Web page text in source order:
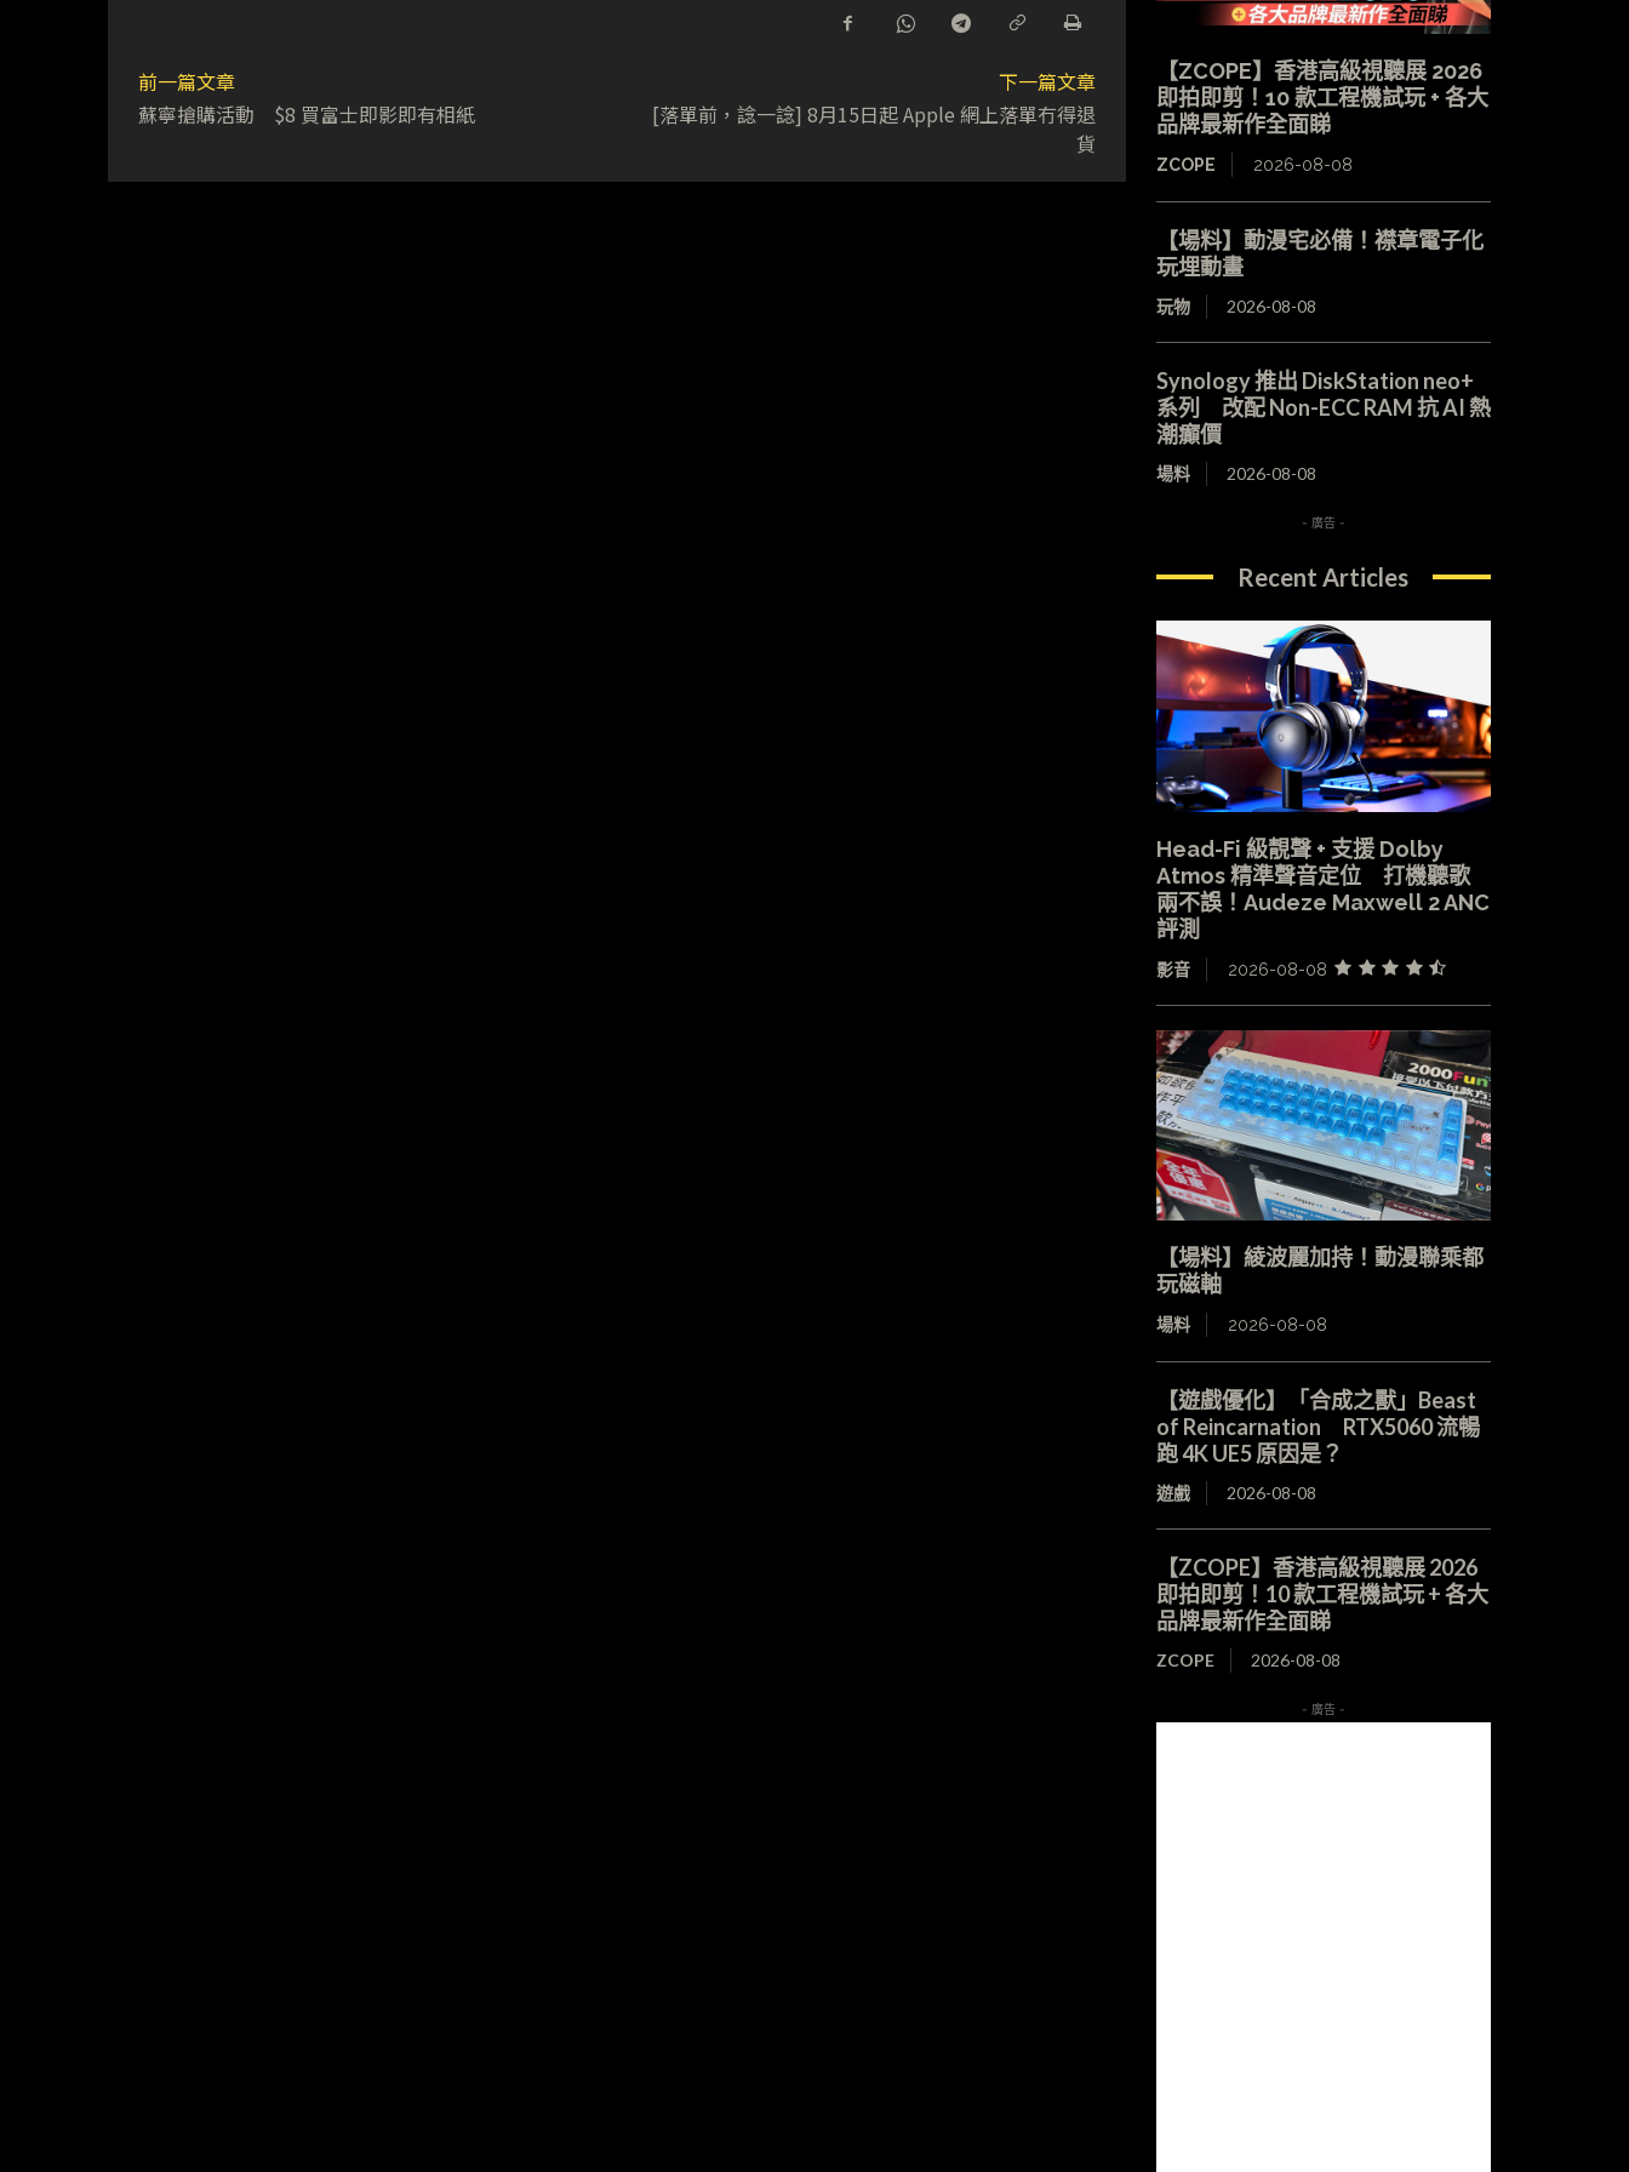
前一篇文章
蘇寧搶購活動 $8 買富士即影即有相紙
下一篇文章
[落單前，諗一諗] 8月15日起 Apple 網上落單冇得退
貨
【ZCOPE】香港高級視聽展 2026
即拍即剪！10 款工程機試玩 + 各大
品牌最新作全面睇
ZCOPE 2026-08-08
【場料】動漫宅必備！襟章電子化
玩埋動畫
玩物 2026-08-08
Synology 推出 DiskStation neo+
系列 改配 Non-ECC RAM 抗 AI 熱
潮癲價
場料 2026-08-08
- 廣告 -
Recent Articles
Head-Fi 級靚聲 + 支援 Dolby
Atmos 精準聲音定位 打機聽歌
兩不誤！Audeze Maxwell 2 ANC
評測
影音 2026-08-08
【場料】綾波麗加持！動漫聯乘都
玩磁軸
場料 2026-08-08
【遊戲優化】「合成之獸」Beast
of Reincarnation RTX5060 流暢
跑 4K UE5 原因是？
遊戲 2026-08-08
【ZCOPE】香港高級視聽展 2026
即拍即剪！10 款工程機試玩 + 各大
品牌最新作全面睇
ZCOPE 2026-08-08
- 廣告 -